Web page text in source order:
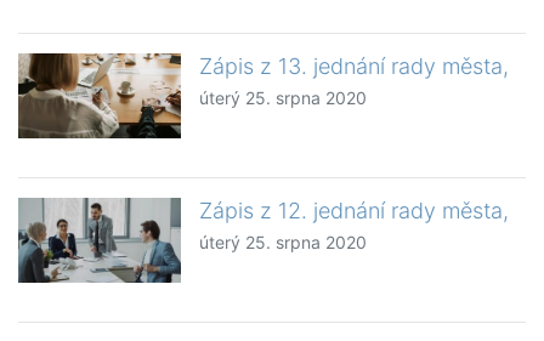
Zápis z 13. jednání rady města,
úterý 25. srpna 2020
Zápis z 12. jednání rady města,
úterý 25. srpna 2020